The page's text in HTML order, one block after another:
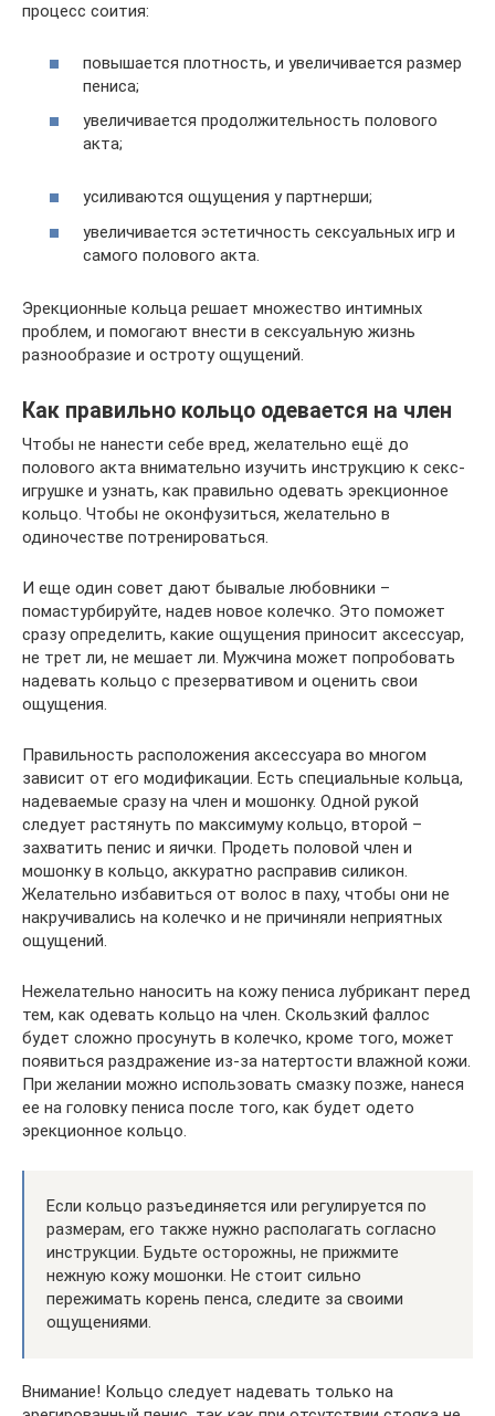
процесс соития:
повышается плотность, и увеличивается размер
пениса;
увеличивается продолжительность полового
акта;
усиливаются ощущения у партнерши;
увеличивается эстетичность сексуальных игр и
самого полового акта.
Эрекционные кольца решает множество интимных
проблем, и помогают внести в сексуальную жизнь
разнообразие и остроту ощущений.
Как правильно кольцо одевается на член
Чтобы не нанести себе вред, желательно ещё до
полового акта внимательно изучить инструкцию к секс-
игрушке и узнать, как правильно одевать эрекционное
кольцо. Чтобы не оконфузиться, желательно в
одиночестве потренироваться.
И еще один совет дают бывалые любовники –
помастурбируйте, надев новое колечко. Это поможет
сразу определить, какие ощущения приносит аксессуар,
не трет ли, не мешает ли. Мужчина может попробовать
надевать кольцо с презервативом и оценить свои
ощущения.
Правильность расположения аксессуара во многом
зависит от его модификации. Есть специальные кольца,
надеваемые сразу на член и мошонку. Одной рукой
следует растянуть по максимуму кольцо, второй –
захватить пенис и яички. Продеть половой член и
мошонку в кольцо, аккуратно расправив силикон.
Желательно избавиться от волос в паху, чтобы они не
накручивались на колечко и не причиняли неприятных
ощущений.
Нежелательно наносить на кожу пениса лубрикант перед
тем, как одевать кольцо на член. Скользкий фаллос
будет сложно просунуть в колечко, кроме того, может
появиться раздражение из-за натертости влажной кожи.
При желании можно использовать смазку позже, нанеся
ее на головку пениса после того, как будет одето
эрекционное кольцо.
Если кольцо разъединяется или регулируется по
размерам, его также нужно располагать согласно
инструкции. Будьте осторожны, не прижмите
нежную кожу мошонки. Не стоит сильно
пережимать корень пенса, следите за своими
ощущениями.
Внимание! Кольцо следует надевать только на